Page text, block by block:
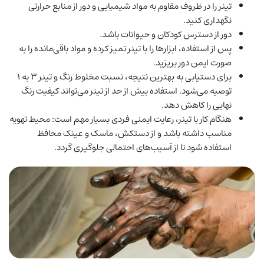
تینر را در ظروف مقاوم به مواد شیمیایی و دور از منابع حرارتی
نگهداری کنید.
دور از دسترس کودکان و حیوانات باشد.
پس از استفاده، ابزارها را با تینر تمیز کرده و مواد باقی‌مانده را به
صورت ایمن دور بریزید.
برای دستیابی به بهترین نتیجه، نسبت مخلوط رنگ و تینر ۳ به ۱
توصیه می‌شود. استفاده بیش از حد از تینر می‌تواند کیفیت رنگ
نهایی را کاهش دهد.
هنگام کار با تینر، رعایت ایمنی فردی بسیار مهم است: محیط تهویه
مناسب داشته باشد و از دستکش، ماسک و عینک محافظ
استفاده شود تا از آسیب‌های احتمالی جلوگیری گردد.